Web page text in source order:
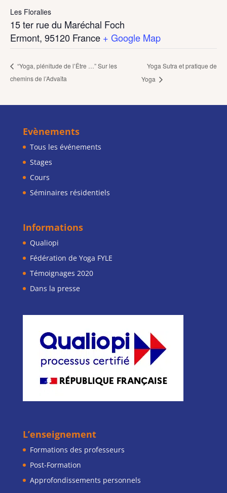
Les Floralies
15 ter rue du Maréchal Foch
Ermont, 95120 France + Google Map
“Yoga, plénitude de l’Être …” Sur les
chemins de l’Advaïta
Yoga Sutra et pratique de
Yoga
Evènements
Tous les événements
Stages
Cours
Séminaires résidentiels
Informations
Qualiopi
Fédération de Yoga FYLE
Témoignages 2020
Dans la presse
L’enseignement
Formations des professeurs
Post-Formation
Approfondissements personnels